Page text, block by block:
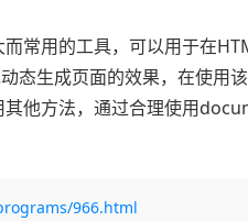
常用的工具，可以用于在
态生成页面的效果，在使用
他方法，通过合理使用
966.html